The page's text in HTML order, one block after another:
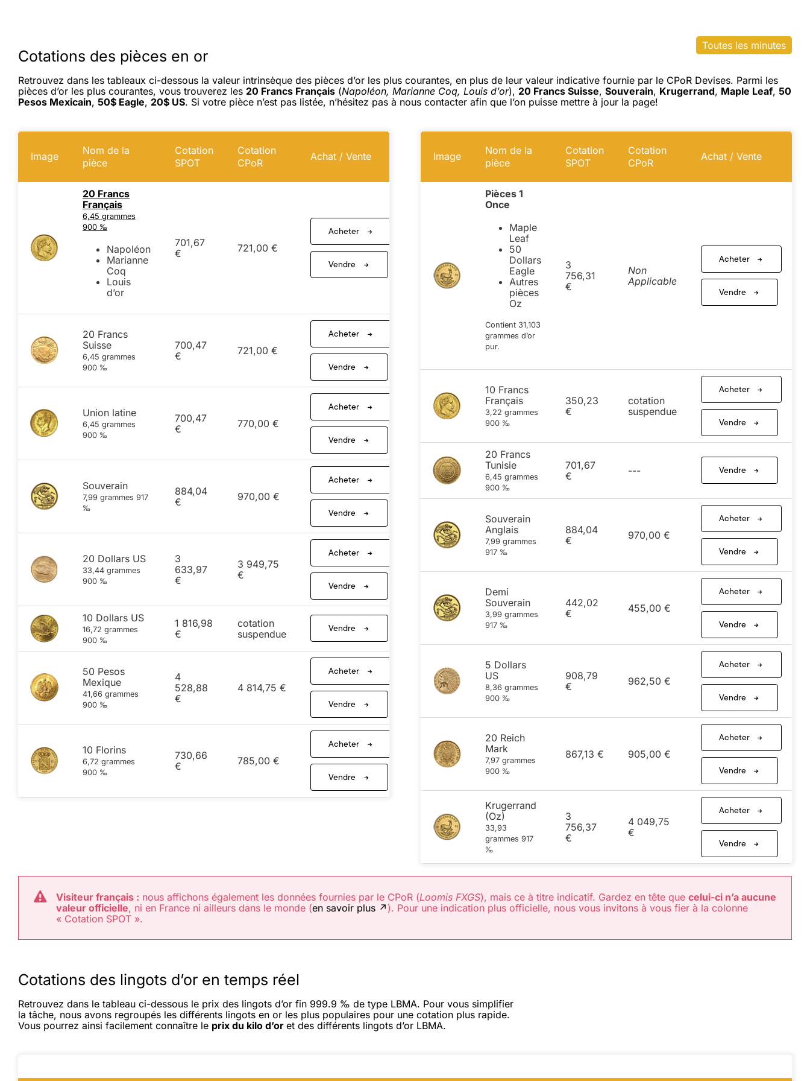
Cotations des pièces en or
Toutes les minutes
Retrouvez dans les tableaux ci-dessous la valeur intrinsèque des pièces d’or les plus courantes, en plus de leur valeur indicative fournie par le CPoR Devises. Parmi les
pièces d’or les plus courantes, vous trouverez les 20 Francs Français(Napoléon, Marianne Coq, Louis d’or), 20 Francs Suisse, Souverain, Krugerrand, Maple Leaf, 50
Pesos Mexicain, 50$ Eagle, 20$ US. Si votre pièce n’est pas listée, n’hésitez pas à nous contacter afin que l’on puisse mettre à jour la page!
Image
Nom de la
pièce
Cotation
SPOT
Cotation
CPoR
Achat / Vente
20 Francs
Français
6,45 grammes
900 ‰
Napoléon
Marianne
Coq
Louis
d’or
701,67
€
721,00 €
Acheter
Vendre
20 Francs
Suisse
6,45 grammes
900 ‰
700,47
€
721,00 €
Acheter
Vendre
Union latine
6,45 grammes
900 ‰
700,47
€
770,00 €
Acheter
Vendre
Souverain
7,99 grammes 917
‰
884,04
€
970,00 €
Acheter
Vendre
20 Dollars US
33,44 grammes
900 ‰
3
633,97
€
3 949,75
€
Acheter
Vendre
10 Dollars US
16,72 grammes
900 ‰
1 816,98
€
cotation
suspendue
Vendre
50 Pesos
Mexique
41,66 grammes
900 ‰
4
528,88
€
4 814,75 €
Acheter
Vendre
10 Florins
6,72 grammes
900 ‰
730,66
€
785,00 €
Acheter
Vendre
Image
Nom de la
pièce
Cotation
SPOT
Cotation
CPoR
Achat / Vente
Pièces 1
Once
Maple
Leaf
50
Dollars
Eagle
Autres
pièces
Oz
Contient 31,103
grammes d’or
pur.
3
756,31
€
Non
Applicable
Acheter
Vendre
10 Francs
Français
3,22 grammes
900 ‰
350,23
€
cotation
suspendue
Acheter
Vendre
20 Francs
Tunisie
6,45 grammes
900 ‰
701,67
€
--- Vendre
Souverain
Anglais
7,99 grammes
917 ‰
884,04
€
970,00 €
Acheter
Vendre
Demi
Souverain
3,99 grammes
917 ‰
442,02
€
455,00 €
Acheter
Vendre
5 Dollars
US
8,36 grammes
900 ‰
908,79
€
962,50 €
Acheter
Vendre
20 Reich
Mark
7,97 grammes
900 ‰
867,13 € 905,00 €
Acheter
Vendre
Krugerrand
(Oz)
33,93
grammes 917
‰
3
756,37
€
4 049,75
€
Acheter
Vendre
Visiteur français : nous affichons également les données fournies par le CPoR (Loomis FXGS), mais ce à titre indicatif. Gardez en tête que celui-ci n’a aucune
valeur officielle, ni en France ni ailleurs dans le monde (en savoir plus ↗ ). Pour une indication plus officielle, nous vous invitons à vous fier à la colonne
« Cotation SPOT ».
Cotations des lingots d’or en temps réel
Retrouvez dans le tableau ci-dessous le prix des lingots d’or fin 999.9 ‰ de type LBMA. Pour vous simplifier
la tâche, nous avons regroupés les différents lingots en or les plus populaires pour une cotation plus rapide.
Vous pourrez ainsi facilement connaître le prix du kilo d’or et des différents lingots d’or LBMA.